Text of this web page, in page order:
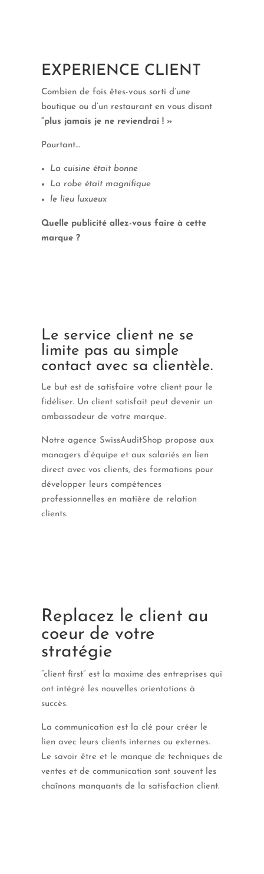
EXPERIENCE CLIENT
Combien de fois êtes-vous sorti d’une
boutique ou d’un restaurant en vous disant
“plus jamais je ne reviendrai ! »
Pourtant…
La cuisine était bonne
La robe était magnifique
le lieu luxueux
Quelle publicité allez-vous faire à cette
marque ?
Le service client ne se
limite pas au simple
contact avec sa clientèle.
Le but est de satisfaire votre client pour le
fidéliser. Un client satisfait peut devenir un
ambassadeur de votre marque.
Notre agence SwissAuditShop propose aux
managers d’équipe et aux salariés en lien
direct avec vos clients, des formations pour
développer leurs compétences
professionnelles en matière de relation
clients.
Replacez le client au
coeur de votre
stratégie
“client first” est la maxime des entreprises qui
ont intégré les nouvelles orientations à
succès.
La communication est la clé pour créer le
lien avec leurs clients internes ou externes.
Le savoir être et le manque de techniques de
ventes et de communication sont souvent les
chaînons manquants de la satisfaction client.